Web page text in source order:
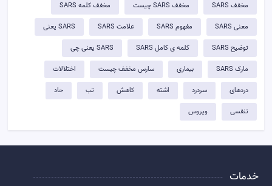
مخفف SARS مخفف SARS چیست مخفف کلمه SARS
معنی SARS مفهوم SARS علامت SARS SARS یعنی
توضيح SARS کلمه ی کامل SARS SARS یعنی چی
مارک SARS بیماری سارس مخفف چیست اختلالات
دردهای سردرد اشته کاهش تب حاد
تنفسی ویروس
خدمات